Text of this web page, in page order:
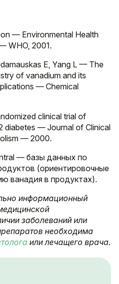
— Environmental Health
WHO, 2001.
E, Yang L — The
of vanadium and its
— Chemical
clinical trial of
diabetes — Journal of Clinical
— 2000.
— базы данных по
(ориентировочные
ванадия в продуктах).
информационный
заболеваний или
необходима
или лечащего врача.